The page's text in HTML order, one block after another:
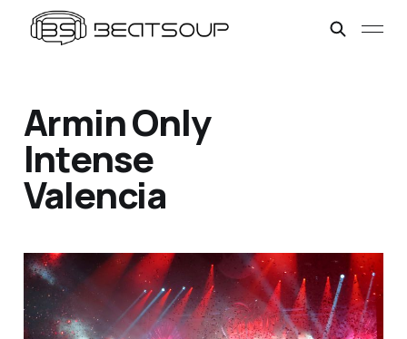
Armin Only
Intense
Valencia